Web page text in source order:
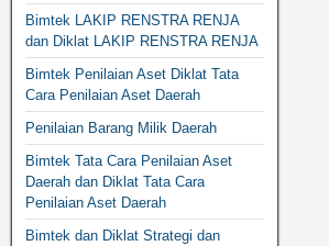
Bimtek LAKIP RENSTRA RENJA
dan Diklat LAKIP RENSTRA RENJA
Bimtek Penilaian Aset Diklat Tata
Cara Penilaian Aset Daerah
Penilaian Barang Milik Daerah
Bimtek Tata Cara Penilaian Aset
Daerah dan Diklat Tata Cara
Penilaian Aset Daerah
Bimtek dan Diklat Strategi dan